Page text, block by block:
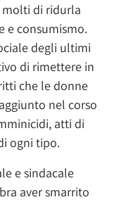
di ridurla
e consumismo.
degli ultimi
di rimettere in
che le donne
nel corso
atti di
ogni tipo.
e sindacale
aver smarrito